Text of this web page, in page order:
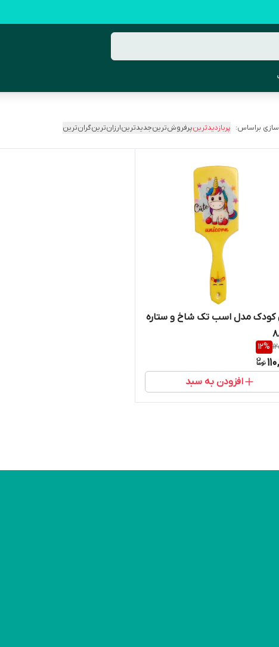
براساس: پربازدیدترینپرفروش‌ترینجدیدترینارزان‌ترینگران‌ترین
کودک مدل اسب تک شاخ و ستاره
12%
افزودن به سبد